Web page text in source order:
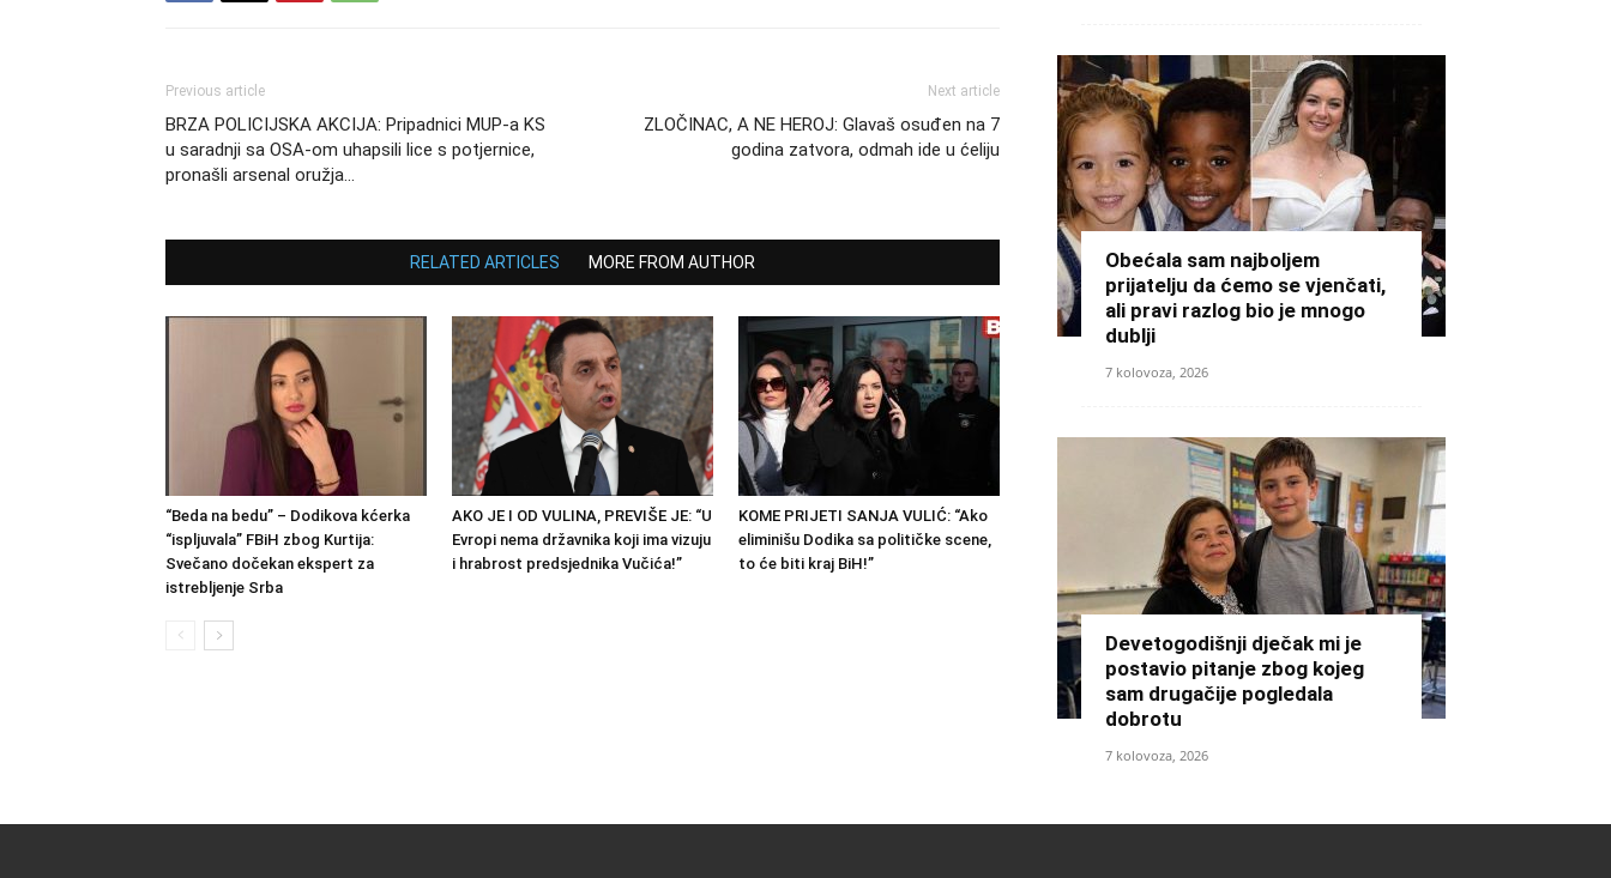
Previous article
BRZA POLICIJSKA AKCIJA: Pripadnici MUP-a KS
u saradnji sa OSA-om uhapsili lice s potjernice,
pronašli arsenal oružja…
Next article
ZLOČINAC, A NE HEROJ: Glavaš osuđen na 7
godina zatvora, odmah ide u ćeliju
RELATED ARTICLES MORE FROM AUTHOR
“Beda na bedu” – Dodikova kćerka
“ispljuvala” FBiH zbog Kurtija:
Svečano dočekan ekspert za
istrebljenje Srba
AKO JE I OD VULINA, PREVIŠE JE: “U
Evropi nema državnika koji ima vizuju
i hrabrost predsjednika Vučića!”
KOME PRIJETI SANJA VULIĆ: “Ako
eliminišu Dodika sa političke scene,
to će biti kraj BiH!”
Obećala sam najboljem
prijatelju da ćemo se vjenčati,
ali pravi razlog bio je mnogo
dublji
7 kolovoza, 2026
Devetogodišnji dječak mi je
postavio pitanje zbog kojeg
sam drugačije pogledala
dobrotu
7 kolovoza, 2026